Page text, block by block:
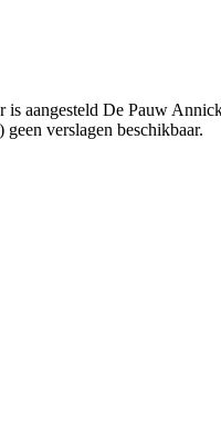
aangesteld De Pauw
verslagen beschikbaar.